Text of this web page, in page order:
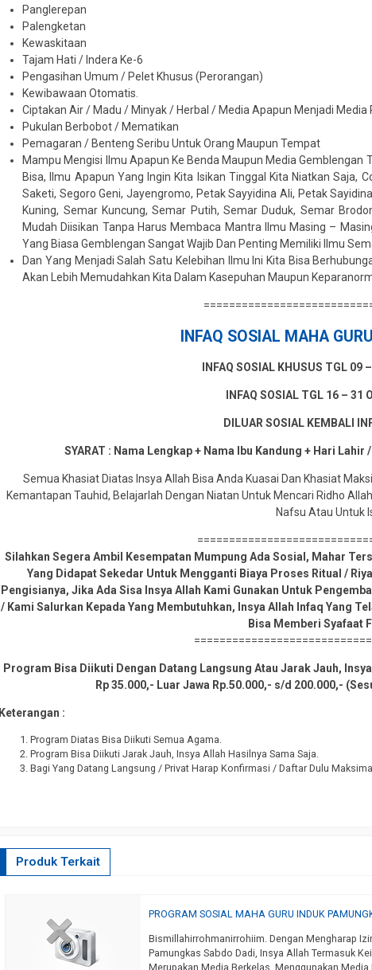
Panglerepan
Palengketan
Kewaskitaan
Tajam Hati / Indera Ke-6
Pengasihan Umum / Pelet Khusus (Perorangan)
Kewibawaan Otomatis.
Ciptakan Air / Madu / Minyak / Herbal / Media Apapun Menjadi Media
Pukulan Berbobot / Mematikan
Pemagaran / Benteng Seribu Untuk Orang Maupun Tempat
Mampu Mengisi Ilmu Apapun Ke Benda Maupun Media
Bisa, Ilmu Apapun Yang Ingin Kita Isikan Tinggal Kita Niatkan Saja,
Saketi, Segoro Geni, Jayengromo, Petak Sayyidina Ali, Petak
Kuning, Semar Kuncung, Semar Putih, Semar Duduk, Semar
Mudah Diisikan Tanpa Harus Membaca Mantra Ilmu Masing –
Yang Biasa Gemblengan Sangat Wajib Dan Penting Memiliki Ilmu
Dan Yang Menjadi Salah Satu Kelebihan Ilmu Ini Kita Bisa
Akan Lebih Memudahkan Kita Dalam Kasepuhan Maupun
INFAQ SOSIAL MAHA
INFAQ SOSIAL KHUSUS TGL 09
INFAQ SOSIAL TGL 16 – 31
DILUAR SOSIAL KEMBALI
SYARAT : Nama Lengkap + Nama Ibu Kandung + Hari
Semua Khasiat Diatas Insya Allah Bisa Anda Kuasai Dan Khasiat
Kemantapan Tauhid, Belajarlah Dengan Niatan Untuk Mencari Ridho
Nafsu Atau Untuk
Silahkan Segera Ambil Kesempatan Mumpung Ada Sosial, Mahar
Yang Didapat Sekedar Untuk Mengganti Biaya Proses Ritual /
Pengisianya, Jika Ada Sisa Insya Allah Kami Gunakan Untuk
/ Kami Salurkan Kepada Yang Membutuhkan, Insya Allah Infaq Yang
Bisa Memberi Syafaat
Program Bisa Diikuti Dengan Datang Langsung Atau Jarak Jauh,
Rp 35.000,- Luar Jawa Rp.50.000,- s/d 200.000,-
Keterangan :
Program Diatas Bisa Diikuti Semua Agama.
Program Bisa Diikuti Jarak Jauh, Insya Allah Hasilnya Sama Saja.
Bagi Yang Datang Langsung / Privat Harap Konfirmasi / Daftar Dulu
Produk Terkait
PROGRAM SOSIAL MAHA GURU INDUK
Bismillahirrohmanirrohiim. Dengan Mengharap
Pamungkas Sabdo Dadi, Insya Allah Termasuk
Merupakan Media Berkelas, Menggunakan